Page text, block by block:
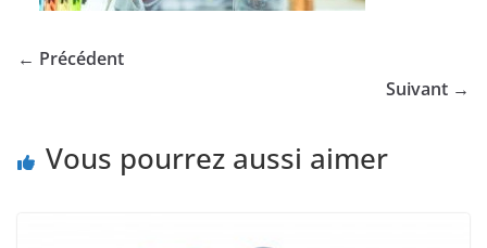
← Précédent
Suivant →
Vous pourrez aussi aimer